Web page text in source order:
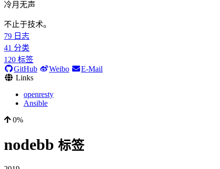
冷月无声
不止于技术。
79 日志
41 分类
120 标签
GitHub
Weibo
E-Mail
Links
openresty
Ansible
0%
nodebb 标签